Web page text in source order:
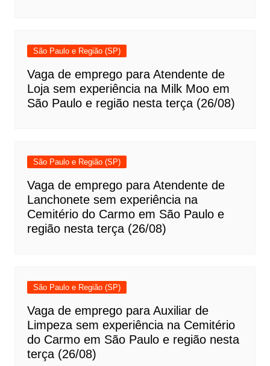
São Paulo e Região (SP)
Vaga de emprego para Atendente de
Loja sem experiência na Milk Moo em
São Paulo e região nesta terça (26/08)
São Paulo e Região (SP)
Vaga de emprego para Atendente de
Lanchonete sem experiência na
Cemitério do Carmo em São Paulo e
região nesta terça (26/08)
São Paulo e Região (SP)
Vaga de emprego para Auxiliar de
Limpeza sem experiência na Cemitério
do Carmo em São Paulo e região nesta
terça (26/08)